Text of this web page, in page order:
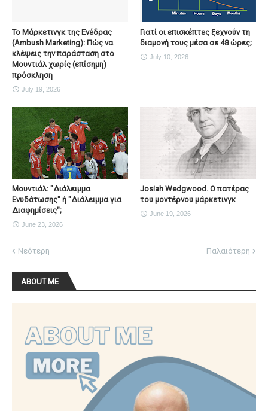
To Μάρκετινγκ της Ενέδρας
(Ambush Marketing): Πώς να
κλέψεις την παράσταση στο
Μουντιάλ χωρίς (επίσημη)
πρόσκληση
July 19, 2026
Γιατί οι επισκέπτες ξεχνούν τη
διαμονή τους μέσα σε 48 ώρες;
July 10, 2026
Μουντιάλ: "Διάλειμμα
Ενυδάτωσης" ή "Διάλειμμα για
Διαφημίσεις";
June 23, 2026
Josiah Wedgwood. Ο πατέρας
του μοντέρνου μάρκετινγκ
June 19, 2026
Νεότερη Παλαιότερη
ABOUT ME